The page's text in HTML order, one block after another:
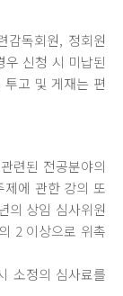
감독회원, 정회원
우 신청 시 미납된
고 및 게재는 편
련된 전공분야의
에 관한 강의 또
의 상임 심사위원
2 이상으로 위촉
소정의 심사료를